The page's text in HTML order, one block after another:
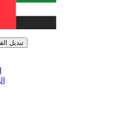
تبديل